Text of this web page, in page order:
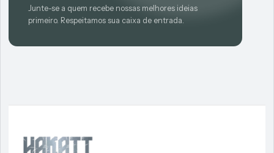
Junte-se a quem recebe nossas melhores ideias
primeiro. Respeitamos sua caixa de entrada.